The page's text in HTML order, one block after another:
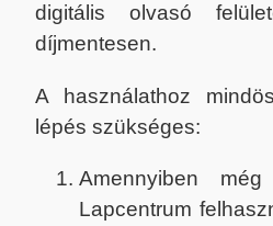
digitális olvasó
díjmentesen.
A használathoz
lépés szükséges:
Amennyiben
Lapcentrum